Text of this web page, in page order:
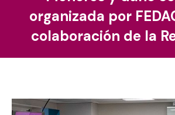
organizada por
colaboración de la